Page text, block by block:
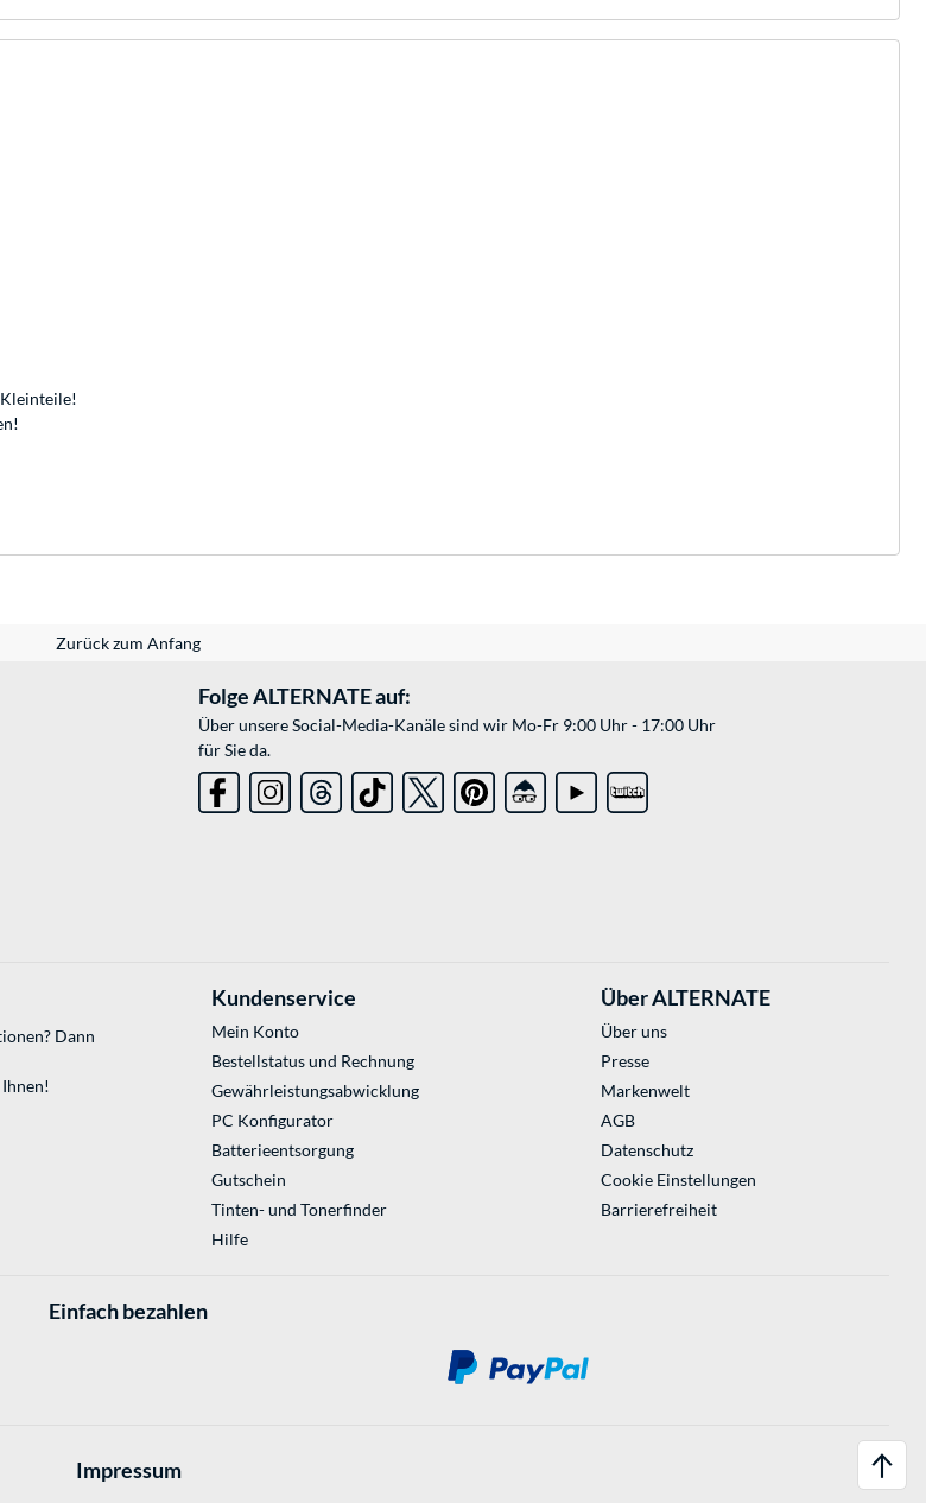
Zurück zum Anfang
Folge ALTERNATE auf:
Über unsere Social-Media-Kanäle sind wir Mo-Fr 9:00 Uhr - 17:00 Uhr
für Sie da.
Dann
Kundenservice
Mein Konto
Bestellstatus und Rechnung
Gewährleistungsabwicklung
PC Konfigurator
Batterieentsorgung
Gutschein
Tinten- und Tonerfinder
Hilfe
Über ALTERNATE
Über uns
Presse
Markenwelt
AGB
Datenschutz
Cookie Einstellungen
Barrierefreiheit
Einfach bezahlen
Impressum